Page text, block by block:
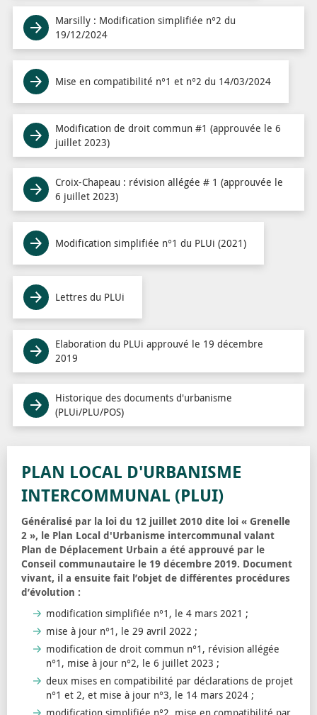
Marsilly : Modification simplifiée n°2 du
19/12/2024
Mise en compatibilité n°1 et n°2 du 14/03/2024
Modification de droit commun #1 (approuvée le 6
juillet 2023)
Croix-Chapeau : révision allégée # 1 (approuvée le
6 juillet 2023)
Modification simplifiée n°1 du PLUi (2021)
Lettres du PLUi
Elaboration du PLUi approuvé le 19 décembre
2019
Historique des documents d'urbanisme
(PLUi/PLU/POS)
PLAN LOCAL D'URBANISME
INTERCOMMUNAL (PLUI)
Généralisé par la loi du 12 juillet 2010 dite loi « Grenelle
2 », le Plan Local d'Urbanisme intercommunal valant
Plan de Déplacement Urbain a été approuvé par le
Conseil communautaire le 19 décembre 2019. Document
vivant, il a ensuite fait l’objet de différentes procédures
d’évolution :
modification simplifiée n°1, le 4 mars 2021 ;
mise à jour n°1, le 29 avril 2022 ;
modification de droit commun n°1, révision allégée
n°1, mise à jour n°2, le 6 juillet 2023 ;
deux mises en compatibilité par déclarations de projet
n°1 et 2, et mise à jour n°3, le 14 mars 2024 ;